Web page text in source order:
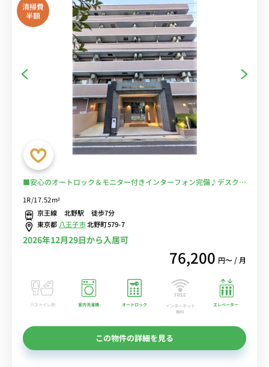
清掃費
半額
■安心のオートロック＆モニター付きインターフォン完備♪デスク＆
で乗換なし/駅前に23時半まで営業の「京王ストア」あり/北野公園や
浅川沿いのランニングも快適■選べるWi-Fi格安レンタル中！
1R/17.52m²
京王線 北野駅 徒歩7分
東京都 八王子市北野町579-7
2026年12月29日から入居可
76,200 円〜 / 月
バストイレ別 室内洗濯機 オートロック
インターネット
無料
エレベーター
この物件の詳細を見る